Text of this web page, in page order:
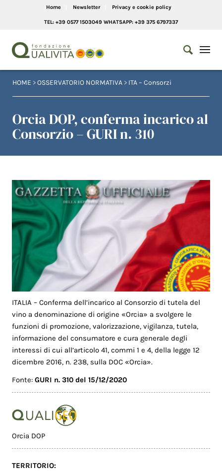
Home Newsletter Privacy e cookie policy
TEL: +39 0577 1503049 WHATSAPP: +39 375 6797337
HOME >OSSERVATORIO NORMATIVA > ITA – Consorzi
Orcia DOP, conferma incarico al
Consorzio – GURI n. 310
ITALIA – Conferma dell’incarico al Consorzio di tutela del
vino a denominazione di origine «Orcia» a svolgere le
funzioni di promozione, valorizzazione, vigilanza, tutela,
informazione del consumatore e cura generale degli
interessi di cui all’articolo 41, commi 1 e 4, della legge 12
dicembre 2016, n. 238, sulla DOC «Orcia».
Fonte:GURI n. 310 del 15/12/2020
Orcia DOP
TERRITORIO: